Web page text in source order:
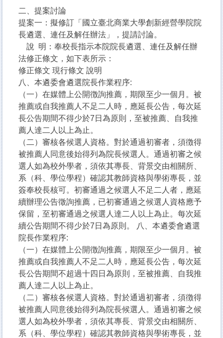
二、提案討論
提案一：擬修訂「國立臺北商業大學創新經營學院院
長遴選、連任及解任辦法」，提請討論。
說 明：奉校長指示本院院長遴選、連任及解任辦
法修正條文，如下表所示：
修正條文 現行條文 說明
八、本遴委會遴選院長作業程序:
（一）在媒體上公開徴詢推薦，期限至少一個月。被
推薦或自我推薦人不足二人時，應延長公告，每次延
長公告期間不得少於7日為原則，至被推薦、自我推
薦人達二人以上為止。
（二）審核各候選人資格。對於通過初審者，須徴得
被推薦人同意後始得列為院長候選人。通過初審之候
選人如為校外學者，須依其專長、背景交由相關所、
系（科、學位學程）確認其教師資格與學術專長，並
簽奉校長核可。初審通過之候選人不足二人者，應延
續辦理公告徵詢推薦，已初審通過之候選人資格應予
保留，至初審通過之候選人達二人以上為止。每次延
續公告期間不得少於7日為原則。 八、本遴委會遴選
院長作業程序:
（一）在媒體上公開徴詢推薦，期限至少一個月。被
推薦或自我推薦人不足二人時，應延長公告，每次延
長公告期間不超過十四日為原則，至被推薦、自我推
薦人達二人以上為止。
（二）審核各候選人資格。對於通過初審者，須徴得
被推薦人同意後始得列為院長候選人。通過初審之候
選人如為校外學者，須依其專長、背景交由相關所、
系（科、學位學程）確認其教師資格與學術專長，並